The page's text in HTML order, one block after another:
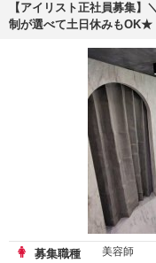
【アイリスト正社員募集
制が選べて土日休みもOK★
募集職種 美容師